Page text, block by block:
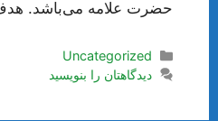
حضرت علامه می‌باشد.
دسته‌ها
Uncategorized
دیدگاهتان را بنویسید